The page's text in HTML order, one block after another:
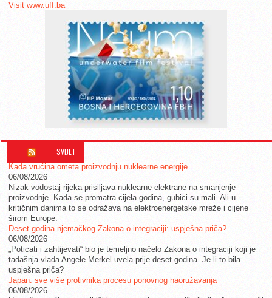
Visit www.uff.ba
SVIJET
Kada vrućina ometa proizvodnju nuklearne energije
06/08/2026
Nizak vodostaj rijeka prisiljava nuklearne elektrane na smanjenje
proizvodnje. Kada se promatra cijela godina, gubici su mali. Ali u
kritičnim danima to se odražava na elektroenergetske mreže i cijene
širom Europe.
Deset godina njemačkog Zakona o integraciji: uspješna priča?
06/08/2026
„Poticati i zahtijevati“ bio je temeljno načelo Zakona o integraciji koji je
tadašnja vlada Angele Merkel uvela prije deset godina. Je li to bila
uspješna priča?
Japan: sve više protivnika procesu ponovnog naoružavanja
06/08/2026